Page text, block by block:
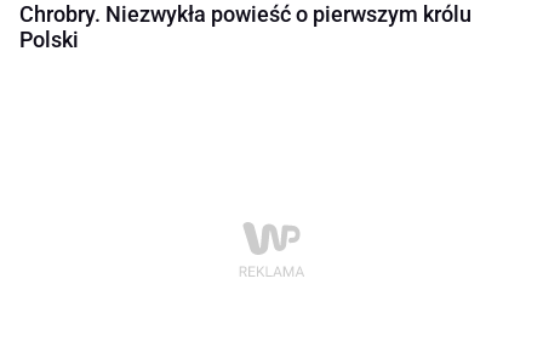
Chrobry. Niezwykła powieść o pierwszym królu
Polski